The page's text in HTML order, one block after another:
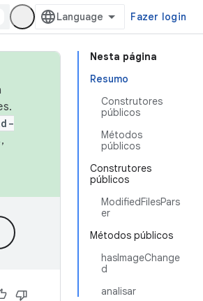
Fazer login
Nesta página
Resumo
Construtores
públicos
Métodos
públicos
Construtores
públicos
ModifiedFilesPars
er
Métodos públicos
hasImageChange
d
analisar